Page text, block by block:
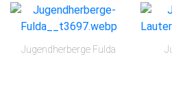
Jugendherberge Fulda